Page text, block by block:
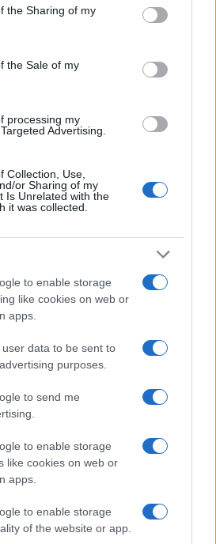
the Sharing of my
the Sale of my
processing my
Advertising.
Collection, Use,
or Sharing of my
Is Unrelated with the
it was collected.
to enable storage
like cookies on web or
apps.
data to be sent to
purposes.
to send me
to enable storage
like cookies on web or
apps.
to enable storage
of the website or app.
del giudizio e
con l’albagia di
per generosità
cessa di attestare un
paradosso, la latitudine in cui
di essere accademica. Il
orpelli estetici ma
delle Eccellenze, gli
da 500 euro. Chi è
paga due volte: perde il
studente scrupoloso del
98 misurato col bilancino,
; il coetaneo gratificato da
incassa bonus e
non piovono dal cielo:
per cui il
di uno diventa il diritto
meritocrazia, invocata come
nel suo contrario:premia